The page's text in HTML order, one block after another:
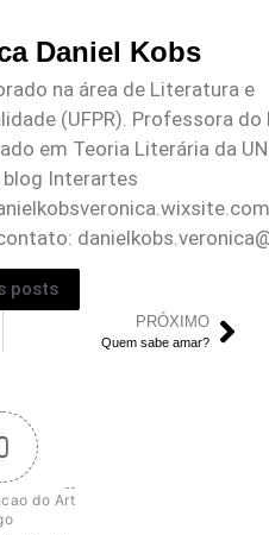
Daniel Kobs
na área de Literatura e
(UFPR). Professora
em Teoria Literária da
Interartes
posts
PRÓXIMO
Quem sabe amar?
do Art